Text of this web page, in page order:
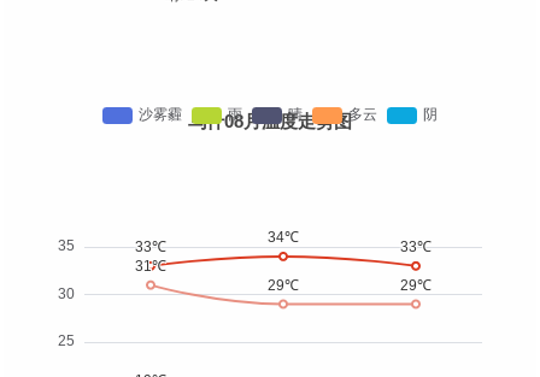
乌什08月温度走势图